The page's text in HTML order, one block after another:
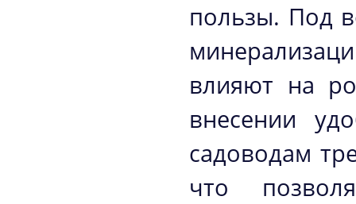
пользы. Под
влияют на
внесении
садоводам
что